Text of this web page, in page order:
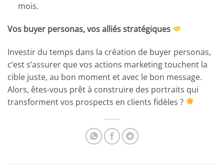
mois.
Vos buyer personas, vos alliés stratégiques
Investir du temps dans la création de buyer personas,
c’est s’assurer que vos actions marketing touchent la
cible juste, au bon moment et avec le bon message.
Alors, êtes-vous prêt à construire des portraits qui
transforment vos prospects en clients fidèles ?